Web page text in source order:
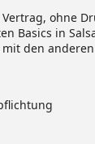
ohne
Basics in
den